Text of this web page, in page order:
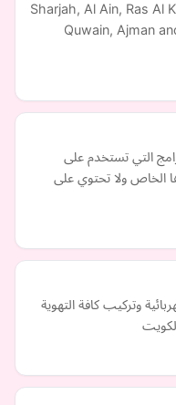
Sharjah, Al Ain, Ras Al
Quwain, Ajman
التي تستخدم على
الخاص ولا تحتوي على
وتركيب كافة التهوية